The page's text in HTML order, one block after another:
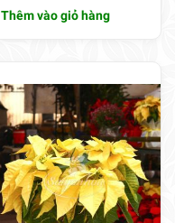
Thêm vào giỏ hàng